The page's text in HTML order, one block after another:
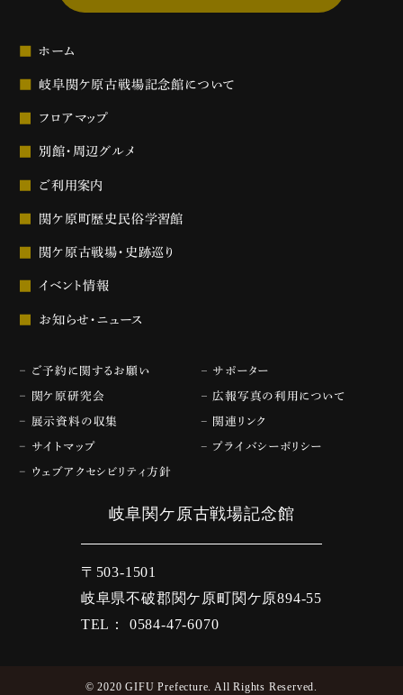
ホーム
岐阜関ケ原古戦場記念館について
フロアマップ
別館・周辺グルメ
ご利用案内
関ケ原町歴史民俗学習館
関ケ原古戦場・史跡巡り
イベント情報
お知らせ・ニュース
ご予約に関するお願い サポーター
関ケ原研究会 広報写真の利用について
展示資料の収集 関連リンク
サイトマップ プライバシーポリシー
ウェブアクセシビリティ方針
岐阜関ケ原古戦場記念館
〒503-1501
岐阜県不破郡関ケ原町関ケ原894-55
TEL： 0584-47-6070
© 2020 GIFU Prefecture. All Rights Reserved.